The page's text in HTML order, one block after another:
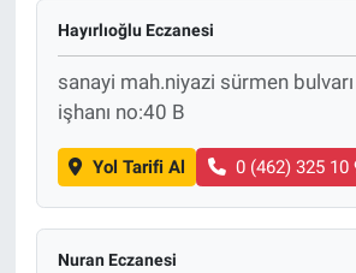
Hayırlıoğlu Eczanesi
sanayi mah.niyazi sürmen
işhanı no:40 B
Yol Tarifi Al 0 (462) 325 10
Nuran Eczanesi